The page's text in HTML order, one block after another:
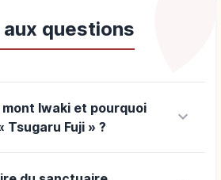
aux questions
Iwaki et pourquoi
Fuji » ?
keyboard_arrow_down